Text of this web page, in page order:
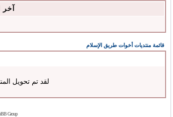
آخر
قائمة منتديات أخوات طريق الإسلام
لقد تم تحويل
Group